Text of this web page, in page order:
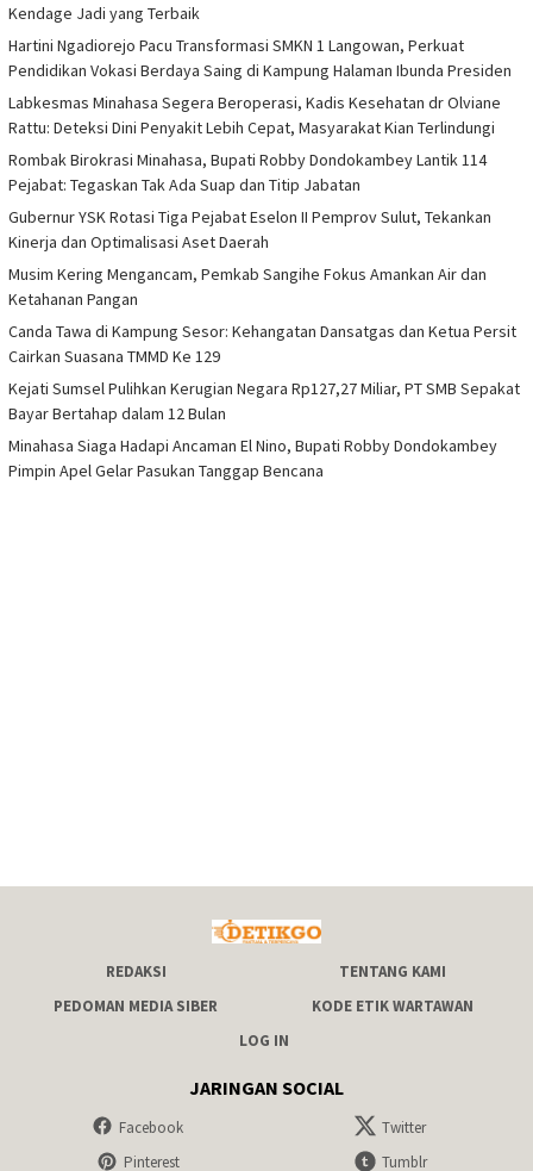
Kendage Jadi yang Terbaik
Hartini Ngadiorejo Pacu Transformasi SMKN 1 Langowan, Perkuat
Pendidikan Vokasi Berdaya Saing di Kampung Halaman Ibunda Presiden
Labkesmas Minahasa Segera Beroperasi, Kadis Kesehatan dr Olviane
Rattu: Deteksi Dini Penyakit Lebih Cepat, Masyarakat Kian Terlindungi
Rombak Birokrasi Minahasa, Bupati Robby Dondokambey Lantik 114
Pejabat: Tegaskan Tak Ada Suap dan Titip Jabatan
Gubernur YSK Rotasi Tiga Pejabat Eselon II Pemprov Sulut, Tekankan
Kinerja dan Optimalisasi Aset Daerah
Musim Kering Mengancam, Pemkab Sangihe Fokus Amankan Air dan
Ketahanan Pangan
Canda Tawa di Kampung Sesor: Kehangatan Dansatgas dan Ketua Persit
Cairkan Suasana TMMD Ke 129
Kejati Sumsel Pulihkan Kerugian Negara Rp127,27 Miliar, PT SMB Sepakat
Bayar Bertahap dalam 12 Bulan
Minahasa Siaga Hadapi Ancaman El Nino, Bupati Robby Dondokambey
Pimpin Apel Gelar Pasukan Tanggap Bencana
REDAKSI
TENTANG KAMI
PEDOMAN MEDIA SIBER
KODE ETIK WARTAWAN
LOG IN
JARINGAN SOCIAL
Facebook
Twitter
Pinterest
Tumblr